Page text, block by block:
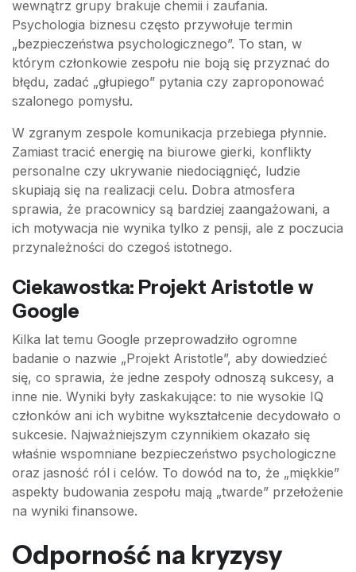
wewnątrz grupy brakuje chemii i zaufania.
Psychologia biznesu często przywołuje termin
„bezpieczeństwa psychologicznego”. To stan, w
którym członkowie zespołu nie boją się przyznać do
błędu, zadać „głupiego” pytania czy zaproponować
szalonego pomysłu.
W zgranym zespole komunikacja przebiega płynnie.
Zamiast tracić energię na biurowe gierki, konflikty
personalne czy ukrywanie niedociągnięć, ludzie
skupiają się na realizacji celu. Dobra atmosfera
sprawia, że pracownicy są bardziej zaangażowani, a
ich motywacja nie wynika tylko z pensji, ale z poczucia
przynależności do czegoś istotnego.
Ciekawostka: Projekt Aristotle w
Google
Kilka lat temu Google przeprowadziło ogromne
badanie o nazwie „Projekt Aristotle”, aby dowiedzieć
się, co sprawia, że jedne zespoły odnoszą sukcesy, a
inne nie. Wyniki były zaskakujące: to nie wysokie IQ
członków ani ich wybitne wykształcenie decydowało o
sukcesie. Najważniejszym czynnikiem okazało się
właśnie wspomniane bezpieczeństwo psychologiczne
oraz jasność ról i celów. To dowód na to, że „miękkie”
aspekty budowania zespołu mają „twarde” przełożenie
na wyniki finansowe.
Odporność na kryzysy